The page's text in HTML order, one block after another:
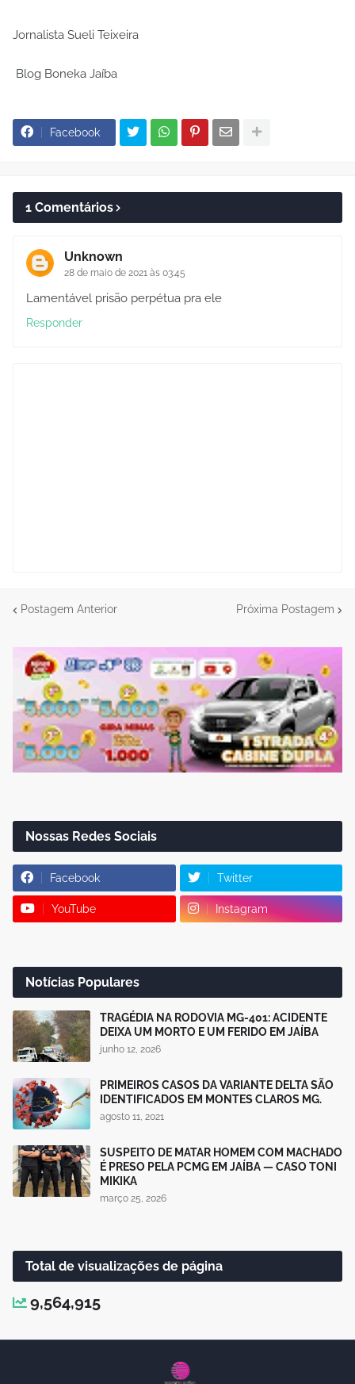
Jornalista Sueli Teixeira
Blog Boneka Jaíba
Facebook
1 Comentários
Unknown
28 de maio de 2021 às 03:45
Lamentável prisão perpétua pra ele
Responder
Postagem Anterior Próxima Postagem
Nossas Redes Sociais
Facebook Twitter
YouTube Instagram
Notícias Populares
TRAGÉDIA NA RODOVIA MG-401: ACIDENTE
DEIXA UM MORTO E UM FERIDO EM JAÍBA
junho 12, 2026
PRIMEIROS CASOS DA VARIANTE DELTA SÃO
IDENTIFICADOS EM MONTES CLAROS MG.
agosto 11, 2021
SUSPEITO DE MATAR HOMEM COM MACHADO
É PRESO PELA PCMG EM JAÍBA — CASO TONI
MIKIKA
março 25, 2026
Total de visualizações de página
9,564,915